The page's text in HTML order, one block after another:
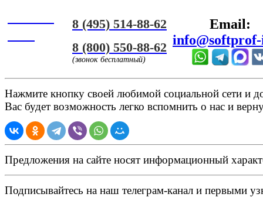
8 (495) 514-88-62
8 (800) 550-88-62
(звонок бесплатный)
Email:
Нажмите кнопку своей любимой социальной сети и
Вас будет возможность легко вспомнить о нас и
Предложения на сайте носят информационный
Подписывайтесь на наш телеграм-канал и первыми